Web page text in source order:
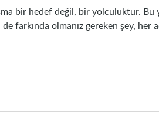
bir hedef değil, bir yolculuktur.
de farkında olmanız gereken şey, her